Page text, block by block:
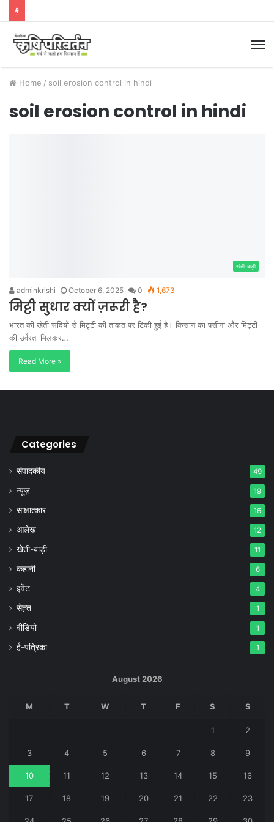
Home / soil erosion control in hindi
soil erosion control in hindi
खेती-बाड़ी
adminkrishi October 6, 2025 0 1,673
मिट्टी सुधार क्यों ज़रूरी है?
भारत की खेती सदियों से मिट्टी की ताकत पर टिकी हुई है। किसान का पसीना और मिट्टी
की उर्वरता मिलकर…
Read More »
Categories
संपादकीय 49
न्यूज़ 19
साक्षात्कार 16
आलेख 12
खेती-बाड़ी 11
कहानी 6
इवेंट 4
सेह्त 1
वीडियो 1
ई-पत्रिका 1
August 2026
M T W T F S S
1 2
3 4 5 6 7 8 9
10 11 12 13 14 15 16
17 18 19 20 21 22 23